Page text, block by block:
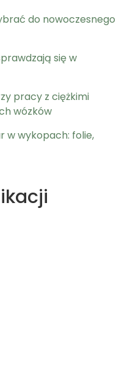
do nowoczesnego
się w
pracy z ciężkimi
wózków
w wykopach: folie,